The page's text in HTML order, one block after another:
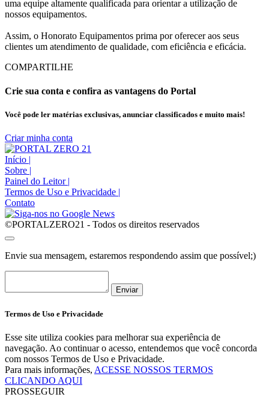
uma equipe altamente qualificada para orientar a utilização de
nossos equipamentos.
Assim, o Honorato Equipamentos prima por oferecer aos seus
clientes um atendimento de qualidade, com eficiência e eficácia.
COMPARTILHE
Crie sua conta e confira as vantagens do Portal
Você pode ler matérias exclusivas, anunciar classificados e muito mais!
Criar minha conta
Início |
Sobre |
Painel do Leitor |
Termos de Uso e Privacidade |
Contato
©PORTALZERO21 - Todos os direitos reservados
Envie sua mensagem, estaremos respondendo assim que possível;)
Enviar
Termos de Uso e Privacidade
Esse site utiliza cookies para melhorar sua experiência de
navegação. Ao continuar o acesso, entendemos que você concorda
com nossos Termos de Uso e Privacidade.
Para mais informações, ACESSE NOSSOS TERMOS
CLICANDO AQUI
PROSSEGUIR